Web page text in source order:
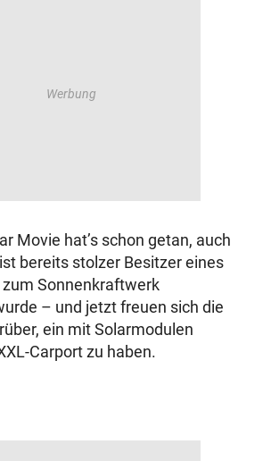
Movie hat’s schon getan, auch
bereits stolzer Besitzer eines
Sonnenkraftwerk
– und jetzt freuen sich die
ein mit Solarmodulen
Carport zu haben.